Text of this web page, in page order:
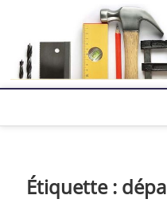
Étiquette :